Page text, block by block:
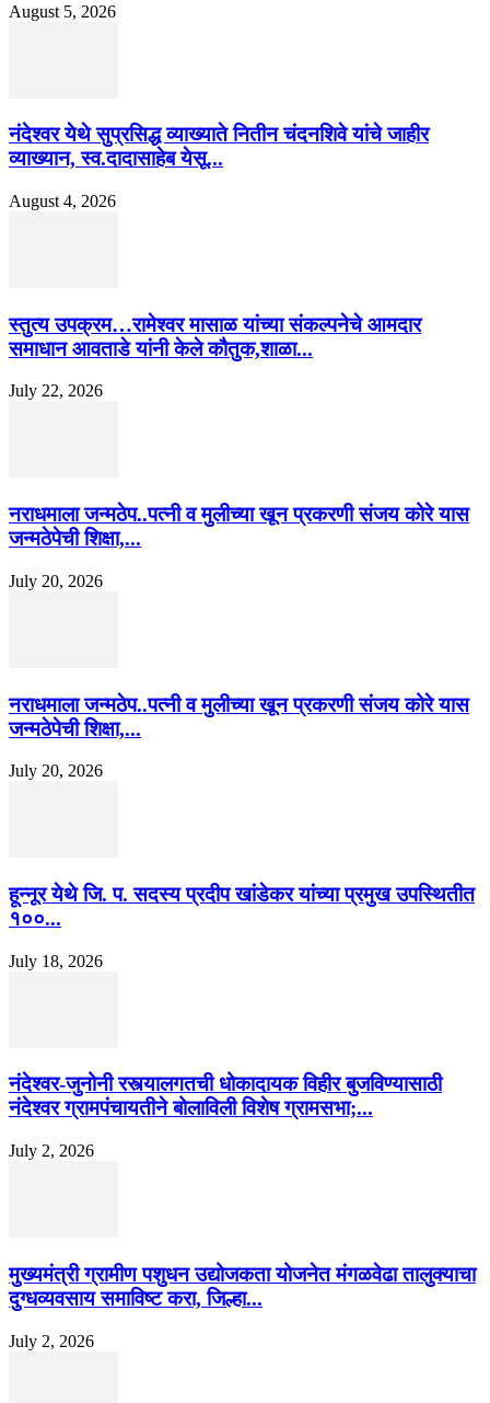
August 5, 2026
नंदेश्वर येथे सुप्रसिद्ध व्याख्याते नितीन चंदनशिवे यांचे जाहीर
व्याख्यान, स्व.दादासाहेब येसू...
August 4, 2026
स्तुत्य उपक्रम…रामेश्वर मासाळ यांच्या संकल्पनेचे आमदार
समाधान आवताडे यांनी केले कौतुक,शाळा...
July 22, 2026
नराधमाला जन्मठेप..पत्नी व मुलीच्या खून प्रकरणी संजय कोरे यास
जन्मठेपेची शिक्षा,...
July 20, 2026
नराधमाला जन्मठेप..पत्नी व मुलीच्या खून प्रकरणी संजय कोरे यास
जन्मठेपेची शिक्षा,...
July 20, 2026
हून्नूर येथे जि. प. सदस्य प्रदीप खांडेकर यांच्या प्रमुख उपस्थितीत
१००...
July 18, 2026
नंदेश्वर-जुनोनी रस्त्यालगतची धोकादायक विहीर बुजविण्यासाठी
नंदेश्वर ग्रामपंचायतीने बोलाविली विशेष ग्रामसभा;...
July 2, 2026
मुख्यमंत्री ग्रामीण पशुधन उद्योजकता योजनेत मंगळवेढा तालुक्याचा
दुग्धव्यवसाय समाविष्ट करा, जिल्हा...
July 2, 2026